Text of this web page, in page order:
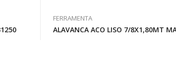
FERRAMENTA
ALAVANCA ACO LISO 7/8X1,80MT